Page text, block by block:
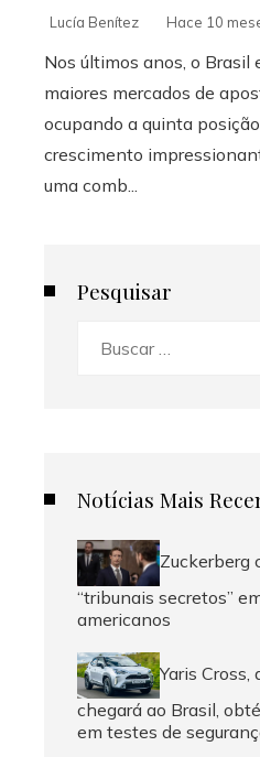
Lucía Benítez Hace 10
Nos últimos anos, o Brasil
maiores mercados de
ocupando a quinta
crescimento
uma comb...
Pesquisar
Notícias Mais
Zuckerberg
“tribunais secretos”
americanos
Yaris Cross,
chegará ao Brasil,
em testes de